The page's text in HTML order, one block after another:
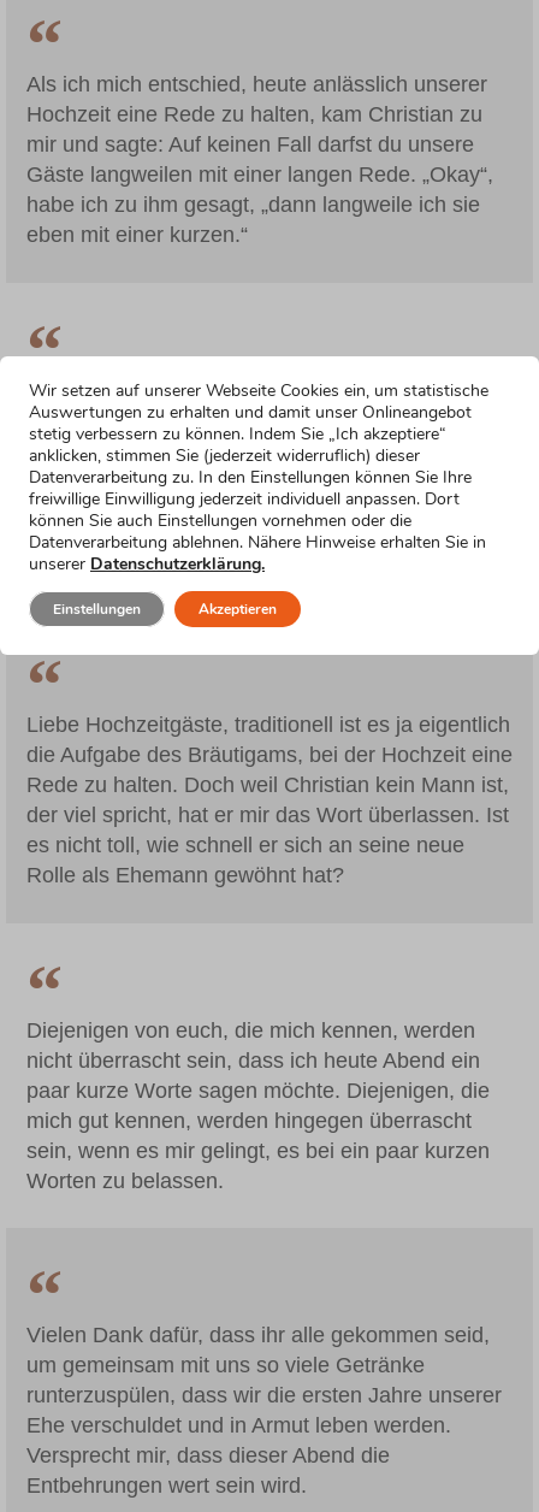
Als ich mich entschied, heute anlässlich unserer
Hochzeit eine Rede zu halten, kam Christian zu
mir und sagte: Auf keinen Fall darfst du unsere
Gäste langweilen mit einer langen Rede. „Okay“,
habe ich zu ihm gesagt, „dann langweile ich sie
eben mit einer kurzen.“
Ich werde heute nur ganz kurz zu euch sprechen
können – wegen meinem Hals. Nein, ich bin nicht
erkältet. Aber mein frischgebackener Ehemann
Christian hier neben mir hat angedroht, er würde
mir den Hals umdrehen, wenn ich hier wieder
einmal ohne Punkt und Komma losplappere, wie
es sonst meine Art sei.
Liebe Hochzeitgäste, traditionell ist es ja eigentlich
die Aufgabe des Bräutigams, bei der Hochzeit eine
Rede zu halten. Doch weil Christian kein Mann ist,
der viel spricht, hat er mir das Wort überlassen. Ist
es nicht toll, wie schnell er sich an seine neue
Rolle als Ehemann gewöhnt hat?
Diejenigen von euch, die mich kennen, werden
nicht überrascht sein, dass ich heute Abend ein
paar kurze Worte sagen möchte. Diejenigen, die
mich gut kennen, werden hingegen überrascht
sein, wenn es mir gelingt, es bei ein paar kurzen
Worten zu belassen.
Vielen Dank dafür, dass ihr alle gekommen seid,
um gemeinsam mit uns so viele Getränke
runterzuspülen, dass wir die ersten Jahre unserer
Ehe verschuldet und in Armut leben werden.
Versprecht mir, dass dieser Abend die
Entbehrungen wert sein wird.
Wir setzen auf unserer Webseite Cookies ein, um statistische
Auswertungen zu erhalten und damit unser Onlineangebot
stetig verbessern zu können. Indem Sie „Ich akzeptiere“
anklicken, stimmen Sie (jederzeit widerruflich) dieser
Datenverarbeitung zu. In den Einstellungen können Sie Ihre
freiwillige Einwilligung jederzeit individuell anpassen. Dort
können Sie auch Einstellungen vornehmen oder die
Datenverarbeitung ablehnen. Nähere Hinweise erhalten Sie in
unserer Datenschutzerklärung.
Akzeptieren
Einstellungen